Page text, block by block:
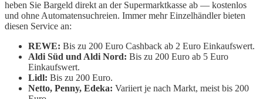
heben Sie Bargeld direkt an der Supermarktkasse ab — kostenlos
und ohne Automatensuchreien. Immer mehr Einzelhändler bieten
diesen Service an:
REWE: Bis zu 200 Euro Cashback ab 2 Euro Einkaufswert.
Aldi Süd und Aldi Nord: Bis zu 200 Euro ab 5 Euro
Einkaufswert.
Lidl: Bis zu 200 Euro.
Netto, Penny, Edeka: Variiert je nach Markt, meist bis 200